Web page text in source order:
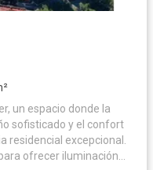
un espacio donde la
sofisticado y el confort
residencial excepcional.
ofrecer iluminación